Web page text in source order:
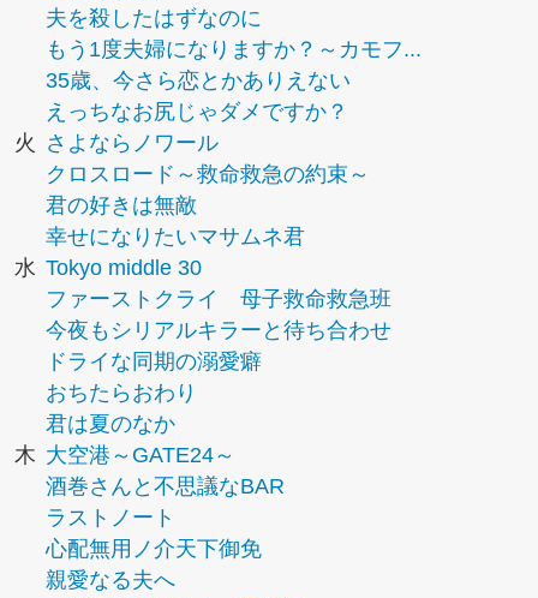
夫を殺したはずなのに
もう1度夫婦になりますか？～カモフ...
35歳、今さら恋とかありえない
えっちなお尻じゃダメですか？
火
さよならノワール
クロスロード～救命救急の約束～
君の好きは無敵
幸せになりたいマサムネ君
水 Tokyo middle 30
ファーストクライ 母子救命救急班
今夜もシリアルキラーと待ち合わせ
ドライな同期の溺愛癖
おちたらおわり
君は夏のなか
木 大空港～GATE24～
酒巻さんと不思議なBAR
ラストノート
心配無用ノ介天下御免
親愛なる夫へ